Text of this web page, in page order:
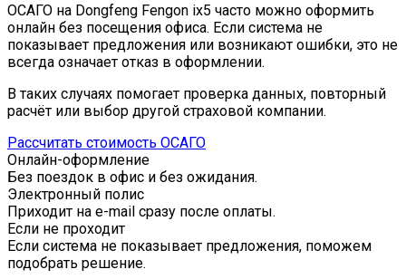
ОСАГО на Dongfeng Fengon ix5 часто можно оформить
онлайн без посещения офиса. Если система не
показывает предложения или возникают ошибки, это не
всегда означает отказ в оформлении.
В таких случаях помогает проверка данных, повторный
расчёт или выбор другой страховой компании.
Рассчитать стоимость ОСАГО
Онлайн-оформление
Без поездок в офис и без ожидания.
Электронный полис
Приходит на e-mail сразу после оплаты.
Если не проходит
Если система не показывает предложения, поможем
подобрать решение.